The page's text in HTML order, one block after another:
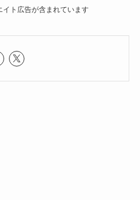
ト広告が含まれています